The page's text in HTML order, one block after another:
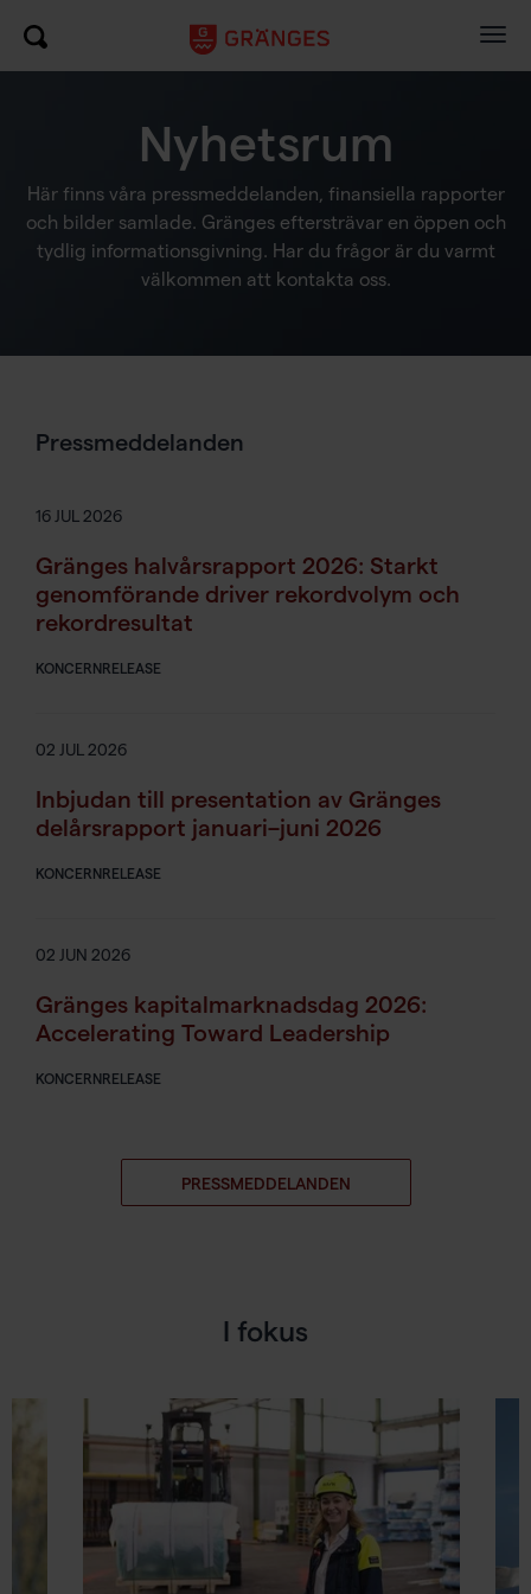
Nyhetsrum
Här finns våra pressmeddelanden, finansiella rapporter
och bilder samlade. Gränges eftersträvar en öppen och
tydlig informationsgivning. Har du frågor är du varmt
välkommen att kontakta oss.
Pressmeddelanden
16 JUL 2026
Gränges halvårsrapport 2026: Starkt
genomförande driver rekordvolym och
rekordresultat
KONCERNRELEASE
02 JUL 2026
Inbjudan till presentation av Gränges
delårsrapport januari–juni 2026
KONCERNRELEASE
02 JUN 2026
Gränges kapitalmarknadsdag 2026:
Accelerating Toward Leadership
KONCERNRELEASE
PRESSMEDDELANDEN
I fokus